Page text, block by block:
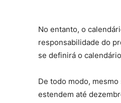
No entanto, o
responsabilidade do
se definirá o
De todo modo,
estendem até